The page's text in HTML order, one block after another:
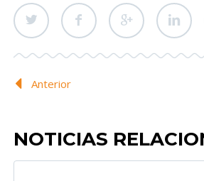
Anterior
NOTICIAS